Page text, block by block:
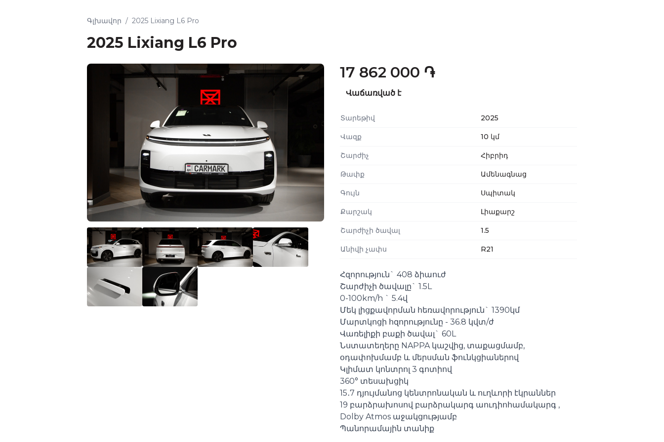
Գլխավոր / 2025 Lixiang L6 Pro
2025 Lixiang L6 Pro
17 862 000 ֏
Վաճառված է
Տարեթիվ 2025
Վազք 10 կմ
Շարժիչ Հիբրիդ
Թափք Ամենագնաց
Գույն Սպիտակ
Քարշակ Լիաքարշ
Շարժիչի ծավալ 1.5
Անիվի չափս R21
Հզորություն` 408 ձիաուժ
Շարժիչի ծավալը` 1.5L
0-100km/h ` 5.4վ
Մեկ լիցքավորման հեռավորություն` 1390կմ
Մարտկոցի հզորությունը - 36.8 կվտ/ժ
Վառելիքի բաքի ծավալ` 60L
Նստատեղերը NAPPA կաշվից, տաքացմամբ,
օդափոխմամբ և մերսման ֆունկցիաներով
Կլիմատ կոնտրոլ 3 գոտիով
️360° տեսախցիկ
15․7 դյույմանոց կենտրոնական և ուղևորի էկրաններ
19 բարձրախոսով բարձրակարգ աուդիոհամակարգ ,
Dolby Atmos աջակցությամբ
Պանորամային տանիք